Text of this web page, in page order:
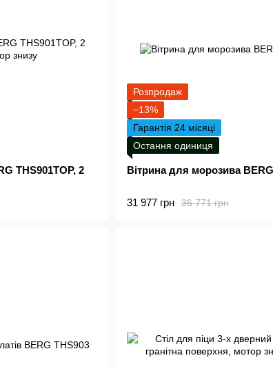
THS901TOP, 2
Розпродаж
−13%
Гарантія 24 місяці
Остання одиниця
Вітрина для морозива
36 771 грн
31 977 грн